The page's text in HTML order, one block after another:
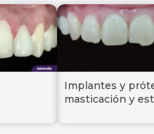
Implantes y
masticación y